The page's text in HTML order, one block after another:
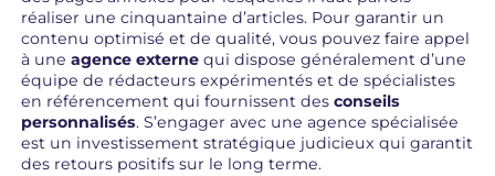
réaliser une cinquantaine d’articles. Pour garantir un
contenu optimisé et de qualité, vous pouvez faire appel
à uneagence externequi dispose généralement d’une
équipe de rédacteurs expérimentés et de spécialistes
en référencement qui fournissent desconseils
personnalisés. S’engager avec une agence spécialisée
est un investissement stratégique judicieux qui garantit
des retours positifs sur le long terme.